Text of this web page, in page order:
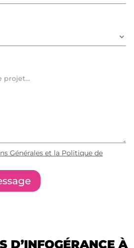
Générales et la Politique de
D’INFOGÉRANCE À